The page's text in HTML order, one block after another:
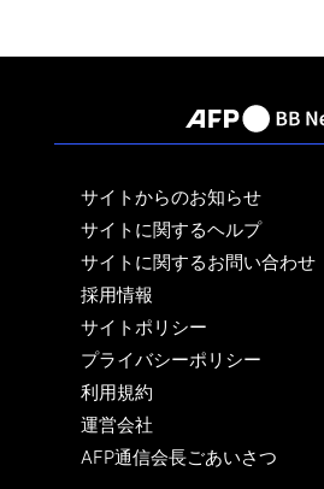
サイトからのお知らせ
サイトに関するヘルプ
サイトに関するお問い合わせ
採用情報
サイトポリシー
プライバシーポリシー
利用規約
運営会社
AFP通信会長ごあいさつ